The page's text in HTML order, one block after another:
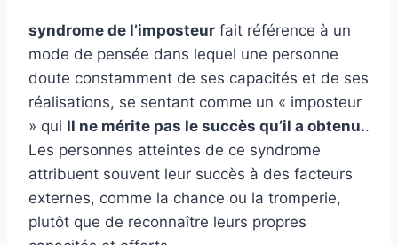
syndrome de l’imposteur fait référence à un
mode de pensée dans lequel une personne
doute constamment de ses capacités et de ses
réalisations, se sentant comme un « imposteur
» qui Il ne mérite pas le succès qu’il a obtenu..
Les personnes atteintes de ce syndrome
attribuent souvent leur succès à des facteurs
externes, comme la chance ou la tromperie,
plutôt que de reconnaître leurs propres